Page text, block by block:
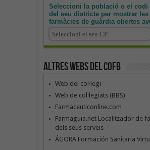
Seleccioni la població o el codi
del seu districte per mostrar les
farmàcies de guàrdia obertes
Altres webs del COFB
Web del col·legi
Web de col·legiats (BBS)
Farmaceuticonline.com
Farmaguia.net Localitzador de
dels seus serveis
ÁGORA Formación Sanitaria